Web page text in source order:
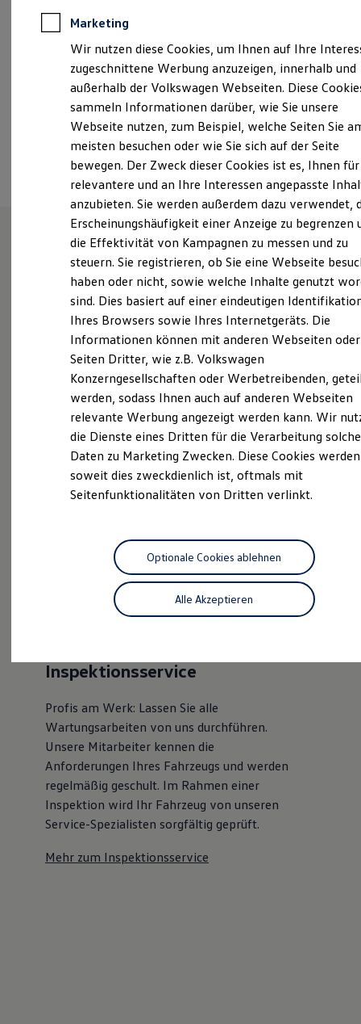
Reparatur & Service
Sommer-Special
Reparatur, Pflege & Inspektion
Servicetermin anfragen
Service-Vorteile bei Volkswagen Nutzfahrzeuge
ServicePlus
Economy Service
Räder & Reifen Service
Ersatzfahrzeuge
Notdienst und Pannenhilfe
Software, Konnektivität & Apps
California App
VW Connect für Ihren Transporter/Caravelle
VW Connect für Ihren Amarok
VW Connect für andere Modelle
Fleet Interface Data
Multistop Pathfinder
Übersicht Software Updates
Digitales Bordbuch
Fahrerassistenz- und Sicherheitssysteme
Kontrollleuchten
Kurzfahrprofile und Ölverdünnung
Batterieverordnung
XTL-Dieselkraftstoff
Ersatzteile und Betriebsflüssigkeiten
Original Zubehör und Lifestyle Produkte
myVolkswagen
myVolkswagen Business
Elektrisch & Autonom
Unser Ansatz
Reichweitensimulator
Ladezeitensimulator
Ladelösungen für Privatkunden
Ladelösungen für Gewerbekunden
Wallbox und Ladekabel
Bidirektionales Laden
Fördermöglichkeiten für Gewerbekunden
Kostensimulator
Mehr zum ID. Buzz
California Welt
California Club
California Magazin & Ratgeber
Vanlife
Ratgeber
Routen & Reisen
California Reisen & Erlebnisse
California App
California Lifestyle & Zubehör
Übernachten im California
kontakt.gruenstadt@rittersbacher.de
+49 6359 96900
Ansprechpartner
Unsere Leistungenim
Überblick
Service
UnsereService
Leistungen
Inspektionsservice
Profis am Werk: Lassen Sie alle
Wartungsarbeiten von uns durchführen.
Unsere Mitarbeiter kennen die
Anforderungen Ihres Fahrzeugs und werden
regelmäßig geschult. Im Rahmen einer
Inspektion wird Ihr Fahrzeug von unseren
Service-Spezialisten sorgfältig geprüft.
Mehr zum Inspektionsservice
Marketing
Wir nutzen diese Cookies, um Ihnen auf Ihre
zugeschnittene Werbung anzuzeigen, innerhalb und
außerhalb der Volkswagen Webseiten. Diese
sammeln Informationen darüber, wie Sie unsere
Webseite nutzen, zum Beispiel, welche Seiten Sie
meisten besuchen oder wie Sie sich auf der Seite
bewegen. Der Zweck dieser Cookies ist es, Ihnen für
relevantere und an Ihre Interessen angepasste
anzubieten. Sie werden außerdem dazu verwendet,
Erscheinungshäufigkeit einer Anzeige zu begrenzen
die Effektivität von Kampagnen zu messen und zu
steuern. Sie registrieren, ob Sie eine Webseite
haben oder nicht, sowie welche Inhalte genutzt
sind. Dies basiert auf einer eindeutigen
Ihres Browsers sowie Ihres Internetgeräts. Die
Informationen können mit anderen Webseiten oder
Seiten Dritter, wie z.B. Volkswagen
Konzerngesellschaften oder Werbetreibenden,
werden, sodass Ihnen auch auf anderen Webseiten
relevante Werbung angezeigt werden kann. Wir
die Dienste eines Dritten für die Verarbeitung
Daten zu Marketing Zwecken. Diese Cookies
soweit dies zweckdienlich ist, oftmals mit
Seitenfunktionalitäten von Dritten verlinkt.
Alle Akzeptieren
Optionale Cookies ablehnen